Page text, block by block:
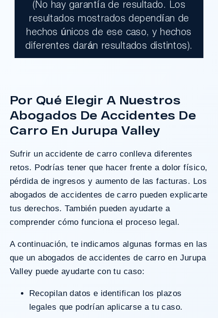
$17,900,000.00
Un jurado declaró al Condado de Los
¿Tengo Un Caso?
(No hay garantía de resultado. Los
resultados mostrados dependían de
hechos únicos de ese caso, y hechos
diferentes darán resultados distintos).
Por Qué Elegir A Nuestros
Abogados De Accidentes De
Carro En Jurupa Valley
Sufrir un accidente de carro conlleva diferentes
retos. Podrías tener que hacer frente a dolor físico,
pérdida de ingresos y aumento de las facturas. Los
abogados de accidentes de carro pueden explicarte
tus derechos. También pueden ayudarte a
comprender cómo funciona el proceso legal.
A continuación, te indicamos algunas formas en las
que un abogados de accidentes de carro en Jurupa
Valley puede ayudarte con tu caso:
Recopilan datos e identifican los plazos
legales que podrían aplicarse a tu caso.